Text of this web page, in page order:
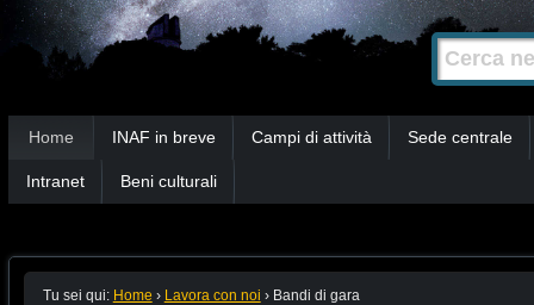
alla
navigazione
Cerca nel
Ricerca
avanzata…
Home INAF in breve Campi di attività Sede centrale
Intranet Beni culturali
Tu sei qui: Home › Lavora con noi › Bandi di gara